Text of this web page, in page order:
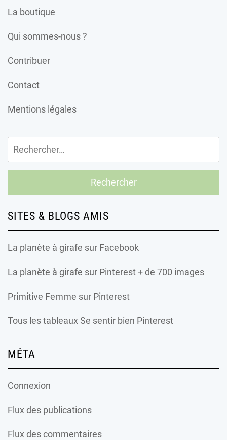
La boutique
Qui sommes-nous ?
Contribuer
Contact
Mentions légales
Rechercher :
SITES & BLOGS AMIS
La planète à girafe sur Facebook
La planète à girafe sur Pinterest + de 700 images
Primitive Femme sur Pinterest
Tous les tableaux Se sentir bien Pinterest
MÉTA
Connexion
Flux des publications
Flux des commentaires